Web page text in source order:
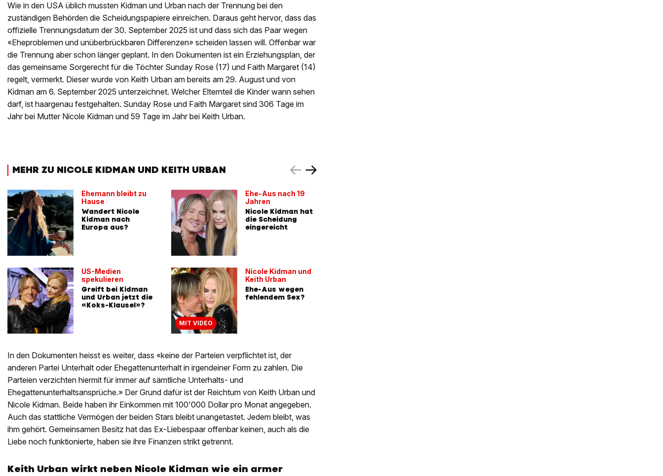
Wie in den USA üblich mussten Kidman und Urban nach der Trennung bei den
zuständigen Behörden die Scheidungspapiere einreichen. Daraus geht hervor, dass das
offizielle Trennungsdatum der 30. September 2025 ist und dass sich das Paar wegen
«Eheproblemen und unüberbrückbaren Differenzen» scheiden lassen will. Offenbar war
die Trennung aber schon länger geplant. In den Dokumenten ist ein Erziehungsplan, der
das gemeinsame Sorgerecht für die Töchter Sunday Rose (17) und Faith Margaret (14)
regelt, vermerkt. Dieser wurde von Keith Urban am bereits am 29. August und von
Kidman am 6. September 2025 unterzeichnet. Welcher Elternteil die Kinder wann sehen
darf, ist haargenau festgehalten. Sunday Rose und Faith Margaret sind 306 Tage im
Jahr bei Mutter Nicole Kidman und 59 Tage im Jahr bei Keith Urban.
MEHR ZU NICOLE KIDMAN UND KEITH URBAN
Ehemann bleibt zu
Hause
Wandert Nicole
Kidman nach
Europa aus?
US-Medien
spekulieren
Greift bei Kidman
und Urban jetzt die
«Koks-Klausel»?
Ehe-Aus nach 19
Jahren
Nicole Kidman hat
die Scheidung
eingereicht
MIT VIDEO
Nicole Kidman und
Keith Urban
Ehe-Aus wegen
fehlendem Sex?
In den Dokumenten heisst es weiter, dass «keine der Parteien verpflichtet ist, der
anderen Partei Unterhalt oder Ehegattenunterhalt in irgendeiner Form zu zahlen. Die
Parteien verzichten hiermit für immer auf sämtliche Unterhalts- und
Ehegattenunterhaltsansprüche.» Der Grund dafür ist der Reichtum von Keith Urban und
Nicole Kidman. Beide haben ihr Einkommen mit 100'000 Dollar pro Monat angegeben.
Auch das stattliche Vermögen der beiden Stars bleibt unangetastet. Jedem bleibt, was
ihm gehört. Gemeinsamen Besitz hat das Ex-Liebespaar offenbar keinen, auch als die
Liebe noch funktionierte, haben sie ihre Finanzen strikt getrennt.
Keith Urban wirkt neben Nicole Kidman wie ein armer